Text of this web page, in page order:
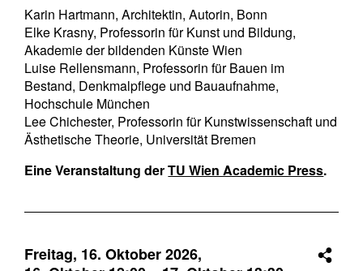
Karin Hartmann, Architektin, Autorin, Bonn
Elke Krasny, Professorin für Kunst und Bildung,
Akademie der bildenden Künste Wien
Luise Rellensmann, Professorin für Bauen im
Bestand, Denkmalpflege und Bauaufnahme,
Hochschule München
Lee Chichester, Professorin für Kunstwissenschaft und
Ästhetische Theorie, Universität Bremen
Eine Veranstaltung derTU Wien Academic Press.
Freitag, 16. Oktober 2026,